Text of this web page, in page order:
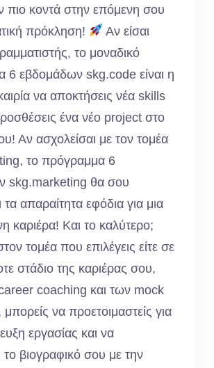
πιο κοντά στην επόμενη σου
πρόκληση!
Αν είσαι
το μοναδικό
6 εβδομάδων skg.code είναι η
να αποκτήσεις νέα skills
ένα νέο project στο
Αν ασχολείσαι με τον τομέα
το πρόγραμμα 6
skg.marketing θα σου
απαραίτητα εφόδια για μια
καριέρα! Και το καλύτερο;
τομέα που επιλέγεις είτε σε
στάδιο της καριέρας σου,
coaching και των mock
να προετοιμαστείς για
εργασίας και να
το βιογραφικό σου με την